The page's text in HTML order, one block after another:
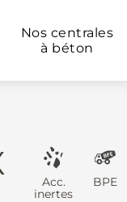
Nos centrales
à béton
Acc.
inertes
BPE